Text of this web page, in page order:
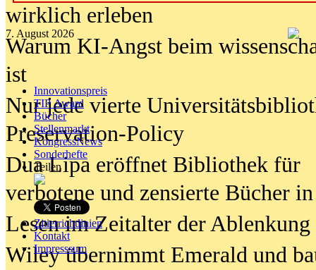
7. August 2026
Innovationspreis
TIP Award
Bücher
Stellenmarkt
KongressNews
Sonderhefte
Teilen
Zitierrichtlinien
Kontakt
Impresssum
wirklich erleben
Warum KI-Angst beim
ist
Nur jede vierte
Preservation-Policy
Dua Lipa eröffnet Bibliothek für
verbotene und zensierte Bücher
Lesen im Zeitalter der Ablenkung
Wiley übernimmt Emerald und